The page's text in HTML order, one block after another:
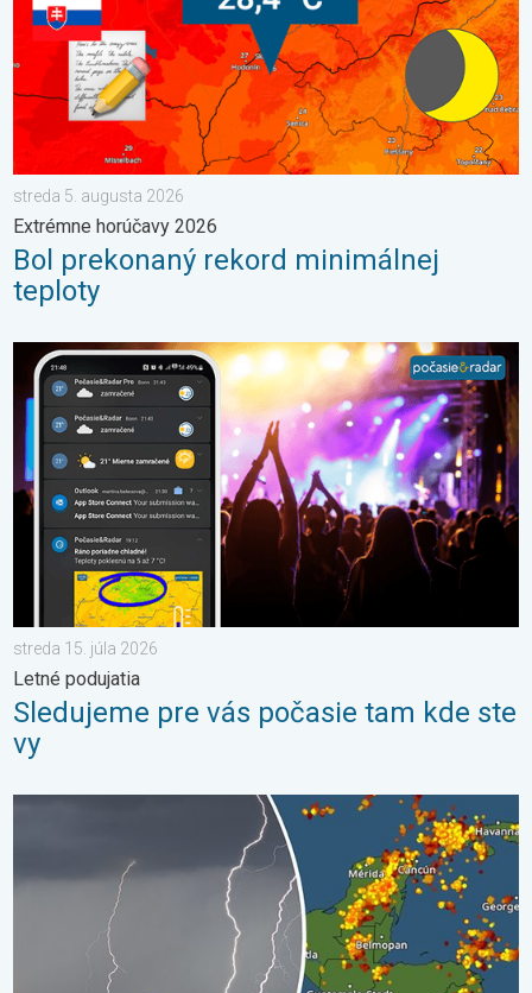
streda 5. augusta 2026
Extrémne horúčavy 2026
Bol prekonaný rekord minimálnej
teploty
Sledujeme pre vás počasie tam kde ste vy. Letné podujatia. .
streda 15. júla 2026
Letné podujatia
Sledujeme pre vás počasie tam kde ste
vy
Milióny stromov údermi bleskov hynú. Štúdia zistila. . . sobota